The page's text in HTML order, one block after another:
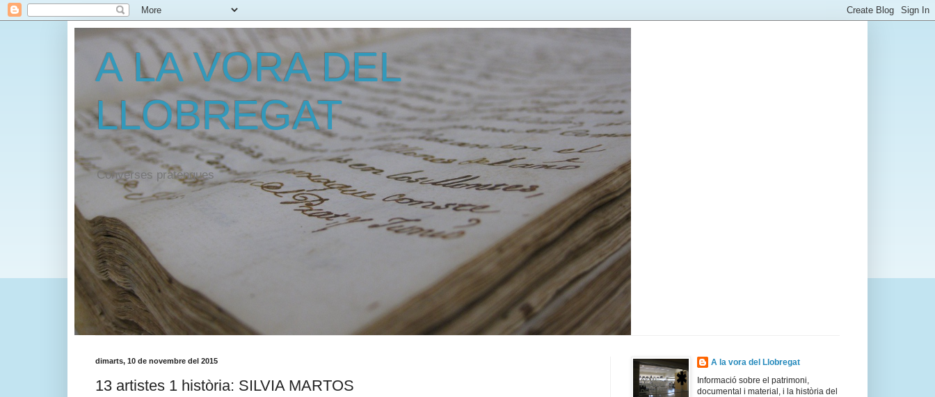
A LA VORA DEL
LLOBREGAT
Converses pratenques
dimarts, 10 de novembre del 2015
13 artistes 1 història: SILVIA MARTOS
A la vora del Llobregat
Informació sobre el patrimoni,
documental i material, i la història del